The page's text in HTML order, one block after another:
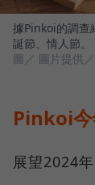
據Pinkoi的調查
誕節、情人節。
圖／ 圖片提供
Pinkoi
展望2024